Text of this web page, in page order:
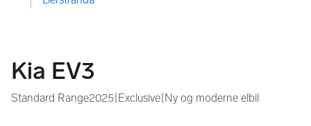
Kia EV3
Standard Range2025|Exclusive|Ny og moderne elbil